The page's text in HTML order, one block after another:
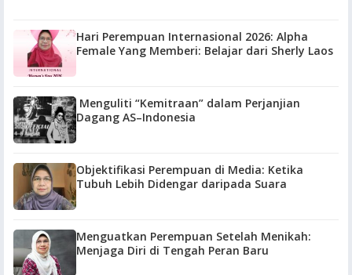
Hari Perempuan Internasional 2026: Alpha
Female Yang Memberi: Belajar dari Sherly Laos
Menguliti “Kemitraan” dalam Perjanjian
Dagang AS–Indonesia
Objektifikasi Perempuan di Media: Ketika
Tubuh Lebih Didengar daripada Suara
Menguatkan Perempuan Setelah Menikah:
Menjaga Diri di Tengah Peran Baru